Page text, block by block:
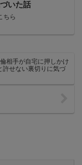
いた話
ちら
相手が自宅に押しかけ
許せない裏切りに気づ